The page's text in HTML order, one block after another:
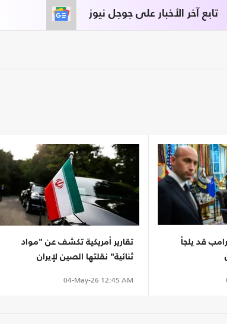
تابع آخر الأخبار على جوجل نيوز
قد يلجأ
تقارير أمريكية تكشف عن "مواد
ثنائية" نقلتها الصين لإيران
04-May-26 12:45 AM